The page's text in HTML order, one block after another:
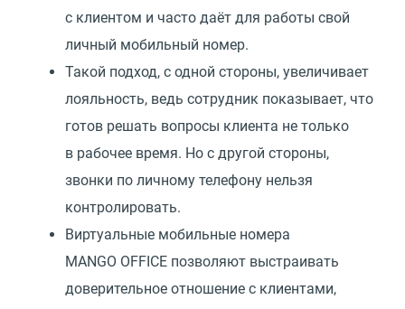
с клиентом и часто даёт для работы свой
личный мобильный номер.
Такой подход, с одной стороны, увеличивает
лояльность, ведь сотрудник показывает, что
готов решать вопросы клиента не только
в рабочее время. Но с другой стороны,
звонки по личному телефону нельзя
контролировать.
Виртуальные мобильные номера
MANGO OFFICE позволяют выстраивать
доверительное отношение с клиентами,